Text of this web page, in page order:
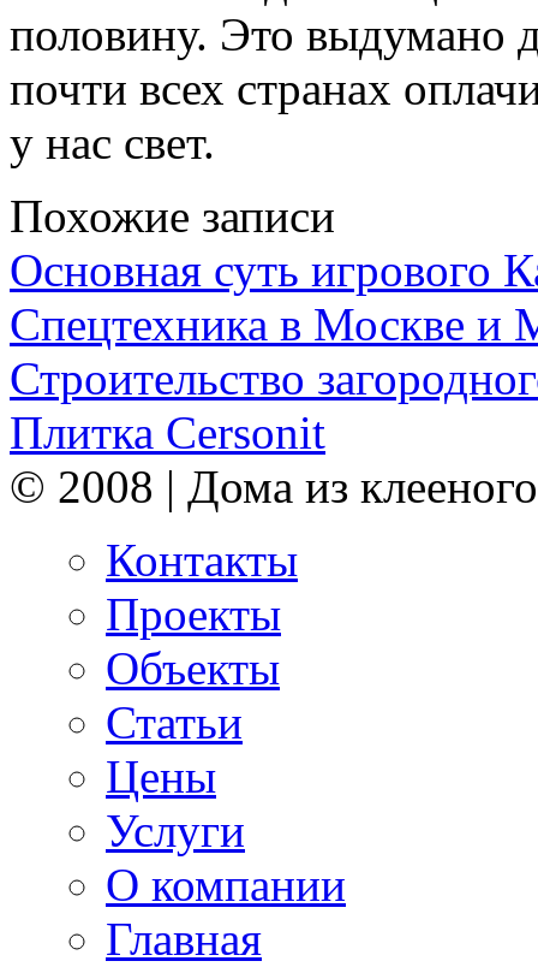
половину. Это выдумано
почти всех странах
у нас свет.
Похожие записи
Основная суть игрового
Спецтехника в Москве и
Строительство
Плитка Cersonit
© 2008 | Дома из
Контакты
Проекты
Объекты
Статьи
Цены
Услуги
О компании
Главная